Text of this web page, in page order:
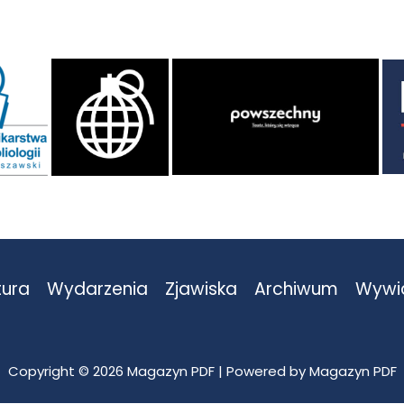
Wydarzenia Zjawiska Archiwum
Copyright © 2026 Magazyn PDF | Powered by Magazyn PDF